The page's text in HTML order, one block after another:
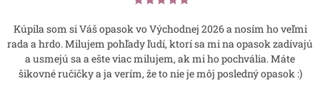
Kúpila som si Váš opasok vo Východnej 2026 a nosím ho veľmi
rada a hrdo. Milujem pohľady ľudí, ktorí sa mi na opasok zadívajú
a usmejú sa a ešte viac milujem, ak mi ho pochvália. Máte
šikovné ručičky a ja verím, že to nie je môj posledný opasok :)